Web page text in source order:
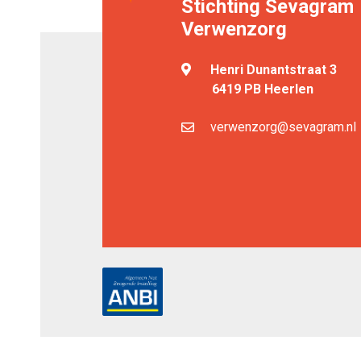
Stichting Sevagram
Verwenzorg
Henri Dunantstraat 3
6419 PB Heerlen
verwenzorg@sevagram.nl